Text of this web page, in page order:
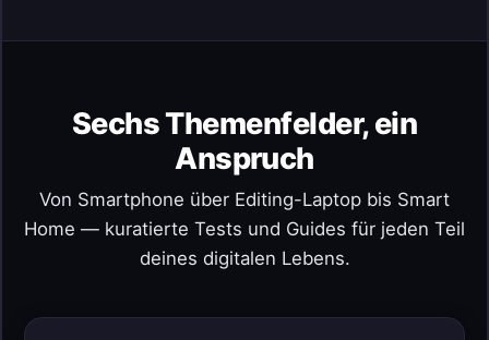
Sechs Themenfelder, ein
Anspruch
Von Smartphone über Editing-Laptop bis Smart
Home — kuratierte Tests und Guides für jeden Teil
deines digitalen Lebens.